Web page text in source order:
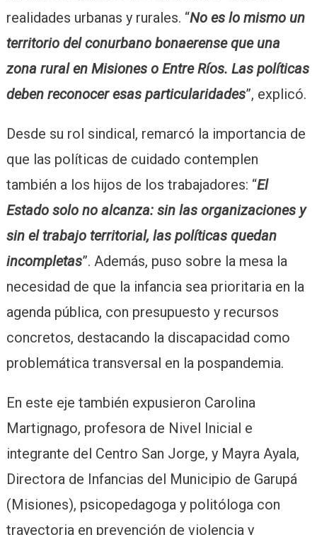
realidades urbanas y rurales. “No es lo mismo un
territorio del conurbano bonaerense que una
zona rural en Misiones o Entre Ríos. Las políticas
deben reconocer esas particularidades”, explicó.
Desde su rol sindical, remarcó la importancia de
que las políticas de cuidado contemplen
también a los hijos de los trabajadores: “El
Estado solo no alcanza: sin las organizaciones y
sin el trabajo territorial, las políticas quedan
incompletas”. Además, puso sobre la mesa la
necesidad de que la infancia sea prioritaria en la
agenda pública, con presupuesto y recursos
concretos, destacando la discapacidad como
problemática transversal en la pospandemia.
En este eje también expusieron Carolina
Martignago, profesora de Nivel Inicial e
integrante del Centro San Jorge, y Mayra Ayala,
Directora de Infancias del Municipio de Garupá
(Misiones), psicopedagoga y politóloga con
trayectoria en prevención de violencia y